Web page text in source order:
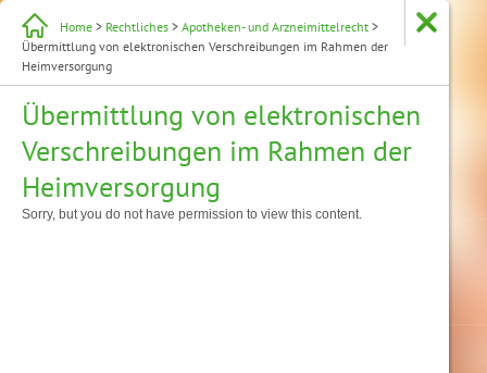
Home > Rechtliches > Apotheken- und Arzneimittelrecht >
Übermittlung von elektronischen Verschreibungen im Rahmen der
Heimversorgung
Übermittlung von elektronischen
Verschreibungen im Rahmen der
Heimversorgung
Sorry, but you do not have permission to view this content.